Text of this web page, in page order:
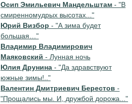
Осип Эмильевич Мандельштам - "В
смиренномудрых высотах..."
Юрий Визбор - "А зима будет
большая…"
Владимир Владимирович
Маяковский - Лунная ночь
Юлия Друнина - "Да здравствуют
южные зимы!.."
Валентин Дмитриевич Берестов -
"Прощались мы. И, дружбой дорожа..."